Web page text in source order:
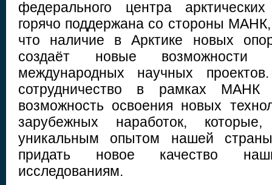
федерального центра
горячо поддержана со стороны
что наличие в Арктике новых
создаёт новые
международных научных
сотрудничество в рамках МАНК
возможность освоения новых
зарубежных наработок,
уникальным опытом нашей
придать новое качество
исследованиям.